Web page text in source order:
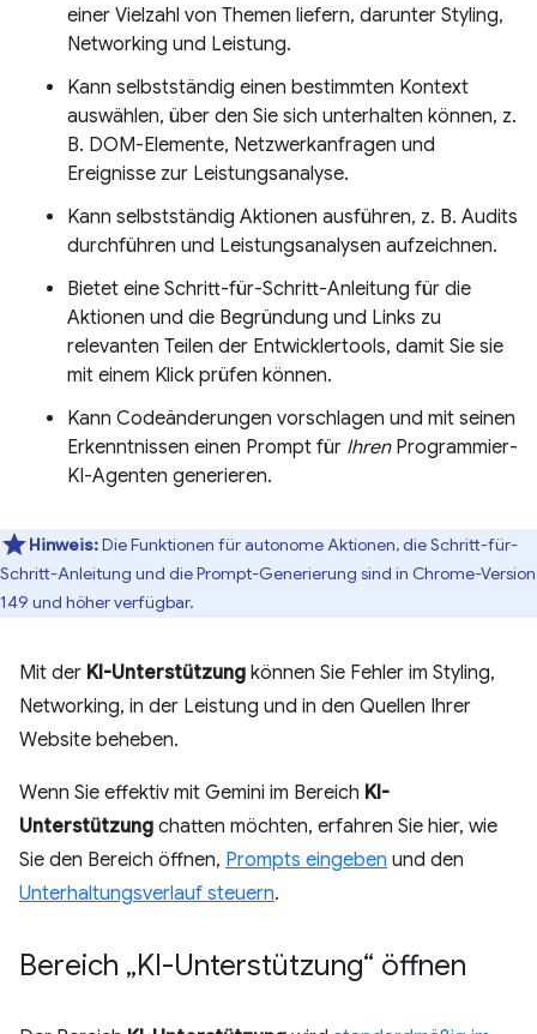
einer Vielzahl von Themen liefern, darunter Styling,
Networking und Leistung.
Kann selbstständig einen bestimmten Kontext
auswählen, über den Sie sich unterhalten können, z.
B. DOM-Elemente, Netzwerkanfragen und
Ereignisse zur Leistungsanalyse.
Kann selbstständig Aktionen ausführen, z. B. Audits
durchführen und Leistungsanalysen aufzeichnen.
Bietet eine Schritt-für-Schritt-Anleitung für die
Aktionen und die Begründung und Links zu
relevanten Teilen der Entwicklertools, damit Sie sie
mit einem Klick prüfen können.
Kann Codeänderungen vorschlagen und mit seinen
Erkenntnissen einen Prompt für IhrenProgrammier-
KI-Agenten generieren.
Hinweis:Die Funktionen für autonome Aktionen, die Schritt-für-
Schritt-Anleitung und die Prompt-Generierung sind in Chrome-Version
149 und höher verfügbar.
Mit der KI-Unterstützung können Sie Fehler im Styling,
Networking, in der Leistung und in den Quellen Ihrer
Website beheben.
Wenn Sie effektiv mit Gemini im Bereich KI-
Unterstützung chatten möchten, erfahren Sie hier, wie
Sie den Bereich öffnen, Prompts eingeben und den
Unterhaltungsverlauf steuern.
Bereich „KI-Unterstützung“ öffnen